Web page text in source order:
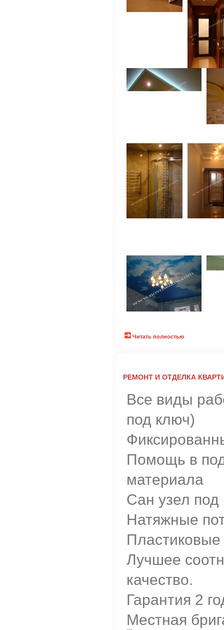
Читать полностью
РЕМОНТ И ОТДЕЛКА
Все виды
под ключ)
Помощь в
материала
Сан узел под
Натяжные
Пластиковые
Лучшее
качество.
Гарантия 2
Местная